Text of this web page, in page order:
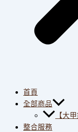
首頁
全部商品
【大
整合服務